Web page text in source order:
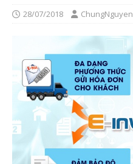
28/07/2018 ChungNguyen